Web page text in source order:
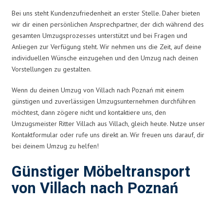
Bei uns steht Kundenzufriedenheit an erster Stelle. Daher bieten
wir dir einen persönlichen Ansprechpartner, der dich während des
gesamten Umzugsprozesses unterstützt und bei Fragen und
Anliegen zur Verfügung steht. Wir nehmen uns die Zeit, auf deine
individuellen Wünsche einzugehen und den Umzug nach deinen
Vorstellungen zu gestalten.
Wenn du deinen Umzug von Villach nach Poznań mit einem
günstigen und zuverlässigen Umzugsunternehmen durchführen
möchtest, dann zögere nicht und kontaktiere uns, den
Umzugsmeister Ritter Villach aus Villach, gleich heute. Nutze unser
Kontaktformular oder rufe uns direkt an. Wir freuen uns darauf, dir
bei deinem Umzug zu helfen!
Günstiger Möbeltransport
von Villach nach Poznań